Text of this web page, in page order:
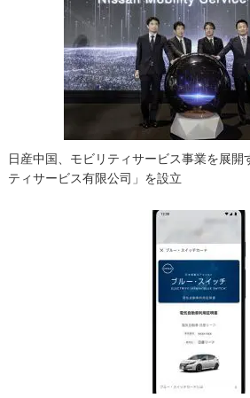
日産中国、モビリティサービス事業を展開
ティサービス有限公司」を設立